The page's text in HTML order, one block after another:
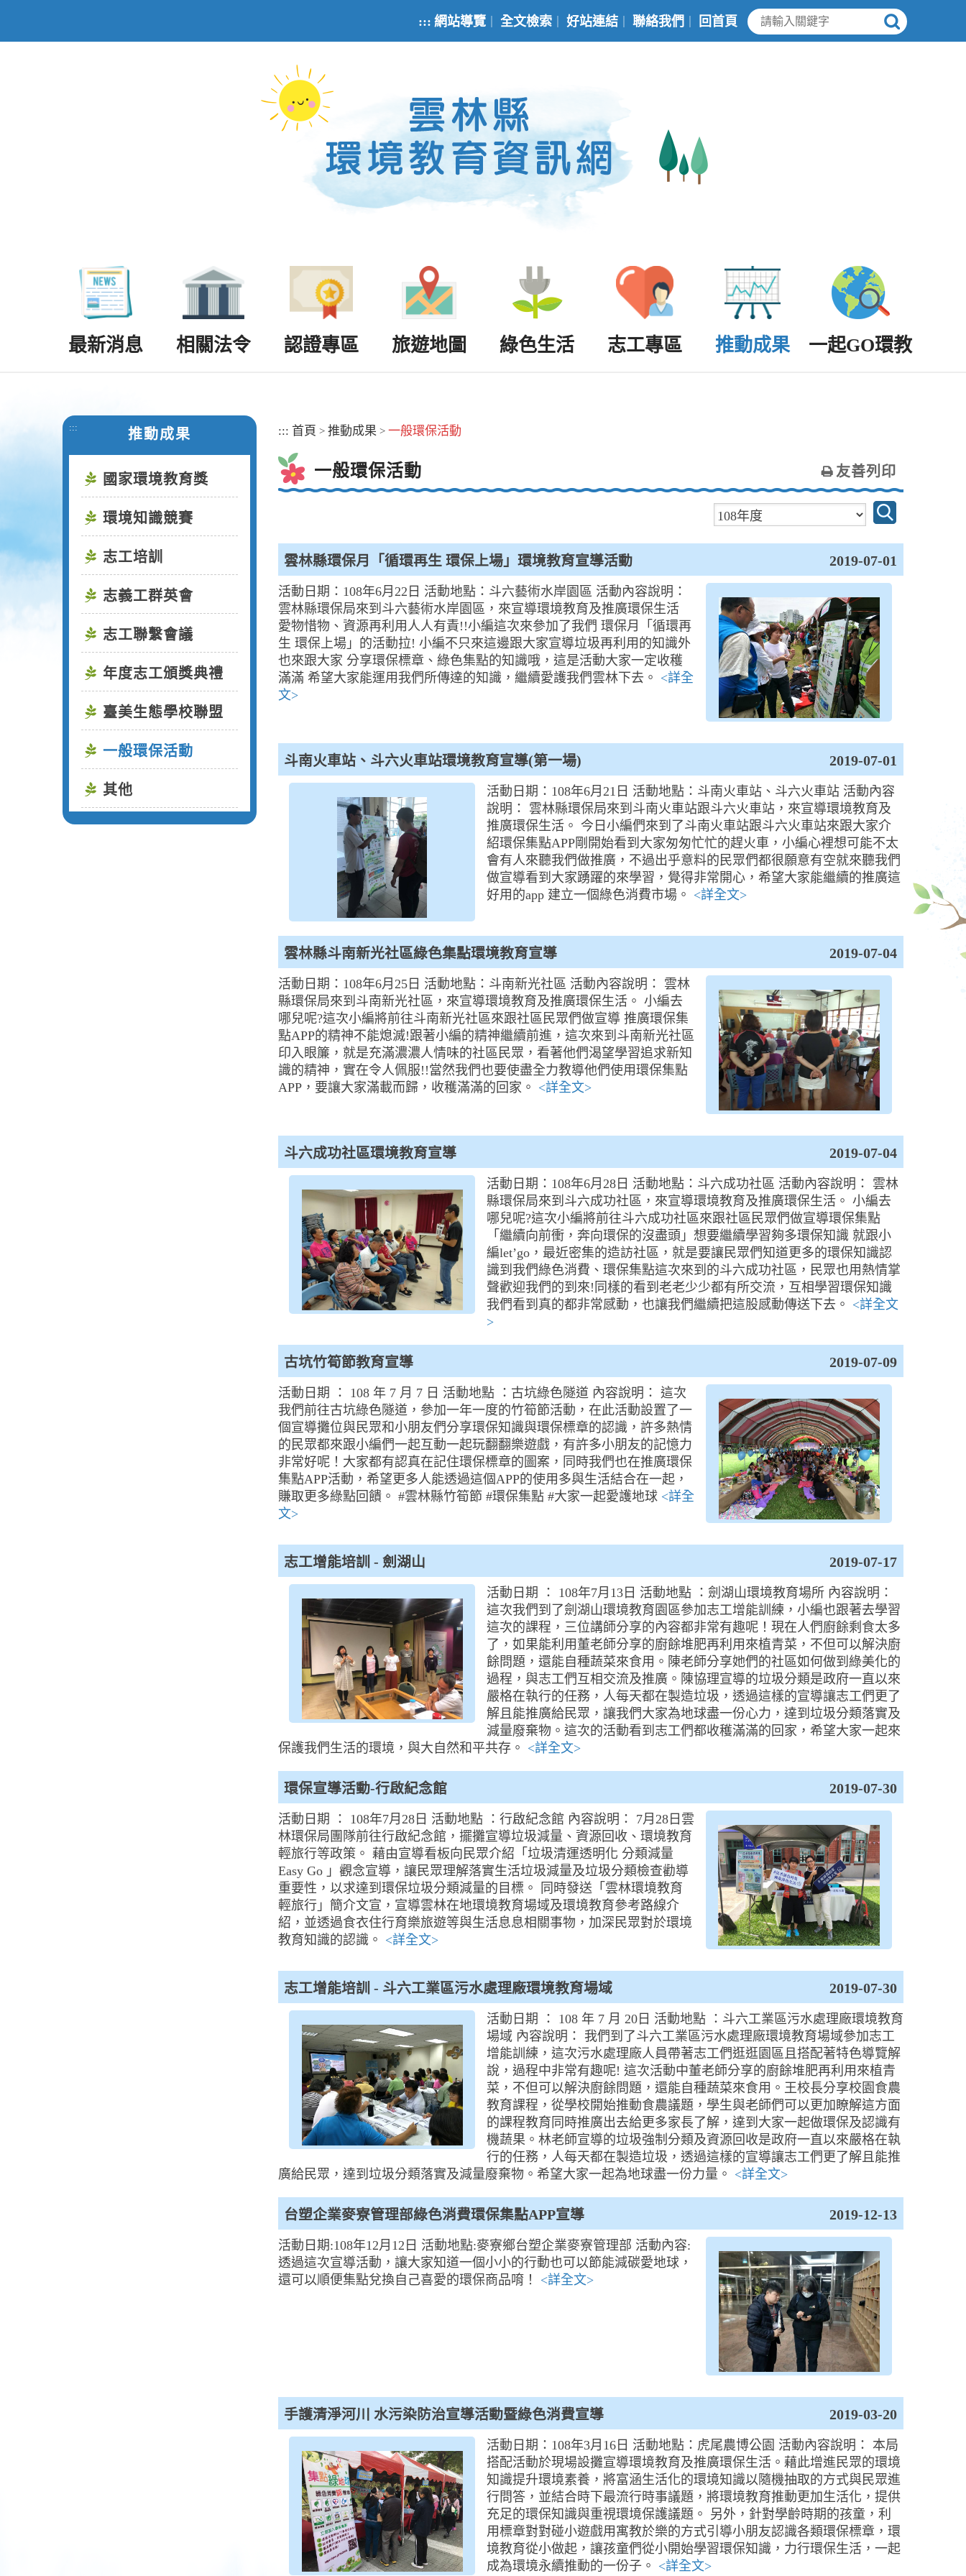
::: 網站導覽 全文檢索 好站連結 聯絡我們 回首頁
最新消息 相關法令 認證專區 旅遊地圖 綠色生活 志工專區 推動成果 一起GO環教
::: 推動成果
國家環境教育獎
環境知識競賽
志工培訓
志義工群英會
志工聯繫會議
年度志工頒獎典禮
臺美生態學校聯盟
一般環保活動
其他
::: 首頁 > 推動成果 > 一般環保活動
一般環保活動 友善列印
雲林縣環保月「循環再生 環保上場」環境教育宣導活動 2019-07-01
活動日期：108年6月22日 活動地點：斗六藝術水岸園區 活動內容說明：
雲林縣環保局來到斗六藝術水岸園區，來宣導環境教育及推廣環保生活
愛物惜物、資源再利用人人有責!!小編這次來參加了我們 環保月「循環再
生 環保上場」的活動拉! 小編不只來這邊跟大家宣導垃圾再利用的知識外
也來跟大家 分享環保標章、綠色集點的知識哦，這是活動大家一定收穫
滿滿 希望大家能運用我們所傳達的知識，繼續愛護我們雲林下去。 <詳全
文>
斗南火車站、斗六火車站環境教育宣導(第一場) 2019-07-01
活動日期：108年6月21日 活動地點：斗南火車站、斗六火車站 活動內容
說明： 雲林縣環保局來到斗南火車站跟斗六火車站，來宣導環境教育及
推廣環保生活。 今日小編們來到了斗南火車站跟斗六火車站來跟大家介
紹環保集點APP剛開始看到大家匆匆忙忙的趕火車，小編心裡想可能不太
會有人來聽我們做推廣，不過出乎意料的民眾們都很願意有空就來聽我們
做宣導看到大家踴躍的來學習，覺得非常開心，希望大家能繼續的推廣這
好用的app 建立一個綠色消費市場。 <詳全文>
雲林縣斗南新光社區綠色集點環境教育宣導 2019-07-04
活動日期：108年6月25日 活動地點：斗南新光社區 活動內容說明： 雲林
縣環保局來到斗南新光社區，來宣導環境教育及推廣環保生活。 小編去
哪兒呢?這次小編將前往斗南新光社區來跟社區民眾們做宣導 推廣環保集
點APP的精神不能熄滅!跟著小編的精神繼續前進，這次來到斗南新光社區
印入眼簾，就是充滿濃濃人情味的社區民眾，看著他們渴望學習追求新知
識的精神，實在令人佩服!!當然我們也要使盡全力教導他們使用環保集點
APP，要讓大家滿載而歸，收穫滿滿的回家。 <詳全文>
斗六成功社區環境教育宣導 2019-07-04
活動日期：108年6月28日 活動地點：斗六成功社區 活動內容說明： 雲林
縣環保局來到斗六成功社區，來宣導環境教育及推廣環保生活。 小編去
哪兒呢?這次小編將前往斗六成功社區來跟社區民眾們做宣導環保集點
「繼續向前衝，奔向環保的沒盡頭」想要繼續學習夠多環保知識 就跟小
編let’go，最近密集的造訪社區，就是要讓民眾們知道更多的環保知識認
識到我們綠色消費、環保集點這次來到的斗六成功社區，民眾也用熱情掌
聲歡迎我們的到來!同樣的看到老老少少都有所交流，互相學習環保知識
我們看到真的都非常感動，也讓我們繼續把這股感動傳送下去。 <詳全文
>
古坑竹筍節教育宣導 2019-07-09
活動日期 ： 108 年 7 月 7 日 活動地點 ：古坑綠色隧道 內容說明： 這次
我們前往古坑綠色隧道，參加一年一度的竹筍節活動，在此活動設置了一
個宣導攤位與民眾和小朋友們分享環保知識與環保標章的認識，許多熱情
的民眾都來跟小編們一起互動一起玩翻翻樂遊戲，有許多小朋友的記憶力
非常好呢！大家都有認真在記住環保標章的圖案，同時我們也在推廣環保
集點APP活動，希望更多人能透過這個APP的使用多與生活結合在一起，
賺取更多綠點回饋。 #雲林縣竹筍節 #環保集點 #大家一起愛護地球 <詳全
文>
志工增能培訓 - 劍湖山 2019-07-17
活動日期 ： 108年7月13日 活動地點 ：劍湖山環境教育場所 內容說明：
這次我們到了劍湖山環境教育園區參加志工增能訓練，小編也跟著去學習
這次的課程，三位講師分享的內容都非常有趣呢！現在人們廚餘剩食太多
了，如果能利用董老師分享的廚餘堆肥再利用來植青菜，不但可以解決廚
餘問題，還能自種蔬菜來食用。陳老師分享她們的社區如何做到綠美化的
過程，與志工們互相交流及推廣。陳協理宣導的垃圾分類是政府一直以來
嚴格在執行的任務，人每天都在製造垃圾，透過這樣的宣導讓志工們更了
解且能推廣給民眾，讓我們大家為地球盡一份心力，達到垃圾分類落實及
減量廢棄物。這次的活動看到志工們都收穫滿滿的回家，希望大家一起來
保護我們生活的環境，與大自然和平共存。 <詳全文>
環保宣導活動-行啟紀念館 2019-07-30
活動日期 ： 108年7月28日 活動地點 ：行啟紀念館 內容說明： 7月28日雲
林環保局團隊前往行啟紀念館，擺攤宣導垃圾減量、資源回收、環境教育
輕旅行等政策。 藉由宣導看板向民眾介紹「垃圾清運透明化 分類減量
Easy Go 」觀念宣導，讓民眾理解落實生活垃圾減量及垃圾分類檢查勸導
重要性，以求達到環保垃圾分類減量的目標。 同時發送「雲林環境教育
輕旅行」簡介文宣，宣導雲林在地環境教育場域及環境教育參考路線介
紹，並透過食衣住行育樂旅遊等與生活息息相關事物，加深民眾對於環境
教育知識的認識。 <詳全文>
志工增能培訓 - 斗六工業區污水處理廠環境教育場域 2019-07-30
活動日期 ： 108 年 7 月 20日 活動地點 ：斗六工業區污水處理廠環境教育
場域 內容說明： 我們到了斗六工業區污水處理廠環境教育場域參加志工
增能訓練，這次污水處理廠人員帶著志工們逛逛園區且搭配著特色導覽解
說，過程中非常有趣呢! 這次活動中董老師分享的廚餘堆肥再利用來植青
菜，不但可以解決廚餘問題，還能自種蔬菜來食用。王校長分享校園食農
教育課程，從學校開始推動食農議題，學生與老師們可以更加瞭解這方面
的課程教育同時推廣出去給更多家長了解，達到大家一起做環保及認識有
機蔬果。林老師宣導的垃圾強制分類及資源回收是政府一直以來嚴格在執
行的任務，人每天都在製造垃圾，透過這樣的宣導讓志工們更了解且能推
廣給民眾，達到垃圾分類落實及減量廢棄物。希望大家一起為地球盡一份力量。 <詳全文>
台塑企業麥寮管理部綠色消費環保集點APP宣導 2019-12-13
活動日期:108年12月12日 活動地點:麥寮鄉台塑企業麥寮管理部 活動內容:
透過這次宣導活動，讓大家知道一個小小的行動也可以節能減碳愛地球，
還可以順便集點兌換自己喜愛的環保商品唷！ <詳全文>
手護清淨河川 水污染防治宣導活動暨綠色消費宣導 2019-03-20
活動日期：108年3月16日 活動地點：虎尾農博公園 活動內容說明： 本局
搭配活動於現場設攤宣導環境教育及推廣環保生活。藉此增進民眾的環境
知識提升環境素養，將富涵生活化的環境知識以隨機抽取的方式與民眾進
行問答，並結合時下最流行時事議題，將環境教育推動更加生活化，提供
充足的環保知識與重視環境保護議題。 另外，針對學齡時期的孩童，利
用標章對對碰小遊戲用寓教於樂的方式引導小朋友認識各類環保標章，環
境教育從小做起，讓孩童們從小開始學習環保知識，力行環保生活，一起
成為環境永續推動的一份子。 <詳全文>